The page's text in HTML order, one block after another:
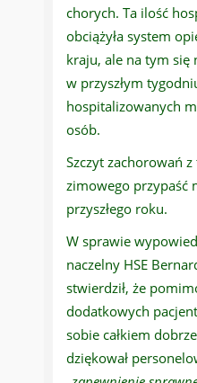
chorych. Ta ilość
obciążyła system
kraju, ale na tym się
w przyszłym
hospitalizowanych
osób.
Szczyt zachorowań
zimowego przypaść
przyszłego roku.
W sprawie
naczelny HSE
stwierdził, że
dodatkowych
sobie całkiem
dziękował